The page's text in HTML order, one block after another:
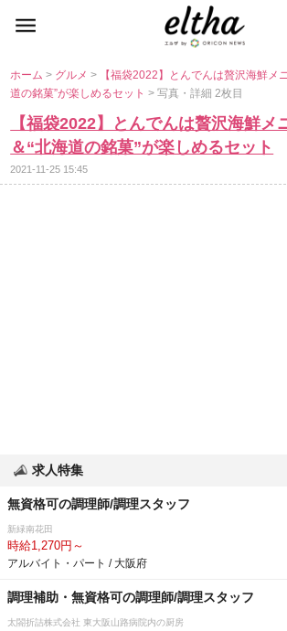
ホーム> グルメ>
【福袋2022】とんでんは贅沢海鮮メ
道の銘菓”が楽しめるセット> 写真・詳細 2枚目
【福袋2022】とんでんは贅沢海鮮メ
＆“北海道の銘菓”が楽しめるセット
2021-11-25 15:45
求人特集
無資格可の調理師/調理スタッフ
新緑南花田
時給1,270円～
アルバイト・パート / 大阪府
調理補助・無資格可の調理師/調理スタッフ
太閤折詰株式会社 東大阪山路病院内の厨房